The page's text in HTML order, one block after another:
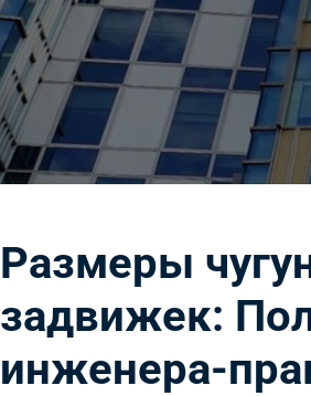
Размеры
задвижек:
инженера-